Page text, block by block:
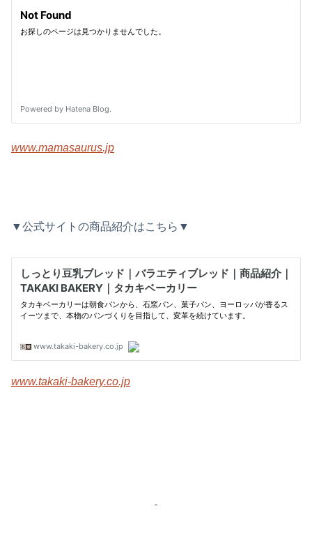
www.mamasaurus.jp
▼公式サイトの商品紹介はこちら▼
www.takaki-bakery.co.jp